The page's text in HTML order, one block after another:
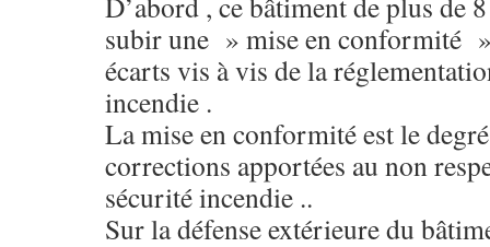
subir une » mise en conformité »
écarts vis à vis de la
incendie .
La mise en conformité est le
corrections apportées au non
sécurité incendie ..
Sur la défense extérieure du